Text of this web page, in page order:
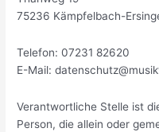
75236 Kämpfelbach-
Telefon: 07231 82620
E-Mail:
Verantwortliche Stelle ist
Person, die allein oder